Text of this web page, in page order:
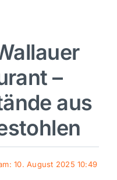
–
aus
10. August 2025 10:49